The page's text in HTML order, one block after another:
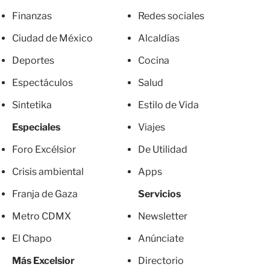
Finanzas
Ciudad de México
Deportes
Espectáculos
Sintetika
Especiales
Foro Excélsior
Crisis ambiental
Franja de Gaza
Metro CDMX
El Chapo
Más Excelsior
Redes sociales
Alcaldías
Cocina
Salud
Estilo de Vida
Viajes
De Utilidad
Apps
Servicios
Newsletter
Anúnciate
Directorio